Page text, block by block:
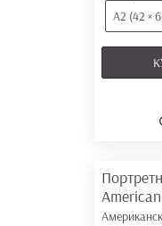
А2 (42 ×